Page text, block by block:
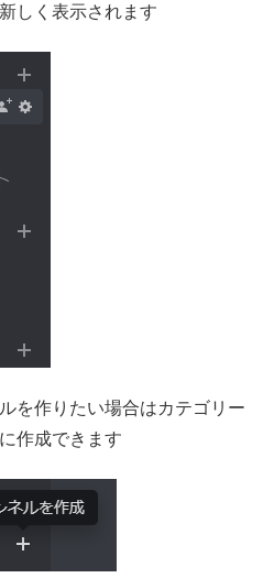
しく表示されます
を作りたい場合はカテゴリー
作成できます